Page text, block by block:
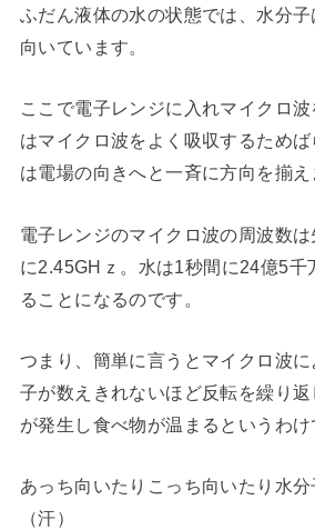
ふだん液体の水の状態では、水分
向いています。
ここで電子レンジに入れマイクロ
はマイクロ波をよく吸収するため
は電場の向きへと一斉に方向を揃え
電子レンジのマイクロ波の周波数
に2.45GHｚ。水は1秒間に24億5千
ることになるのです。
つまり、簡単に言うとマイクロ波
子が数えきれないほど反転を繰り
が発生し食べ物が温まるというわけ
あっち向いたりこっち向いたり水
（汗）